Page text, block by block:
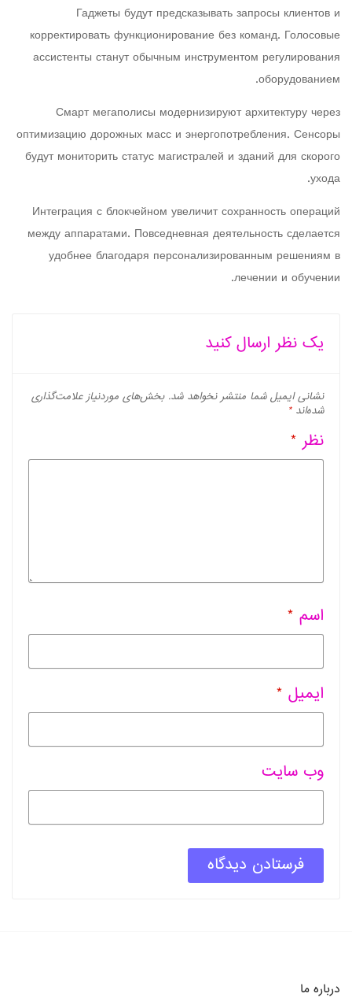
Гаджеты будут предсказывать запросы клиентов и
корректировать функционирование без команд. Голосовые
ассистенты станут обычным инструментом регулирования
оборудованием.
Смарт мегаполисы модернизируют архитектуру через
оптимизацию дорожных масс и энергопотребления. Сенсоры
будут мониторить статус магистралей и зданий для скорого
ухода.
Интеграция с блокчейном увеличит сохранность операций
между аппаратами. Повседневная деятельность сделается
удобнее благодаря персонализированным решениям в
лечении и обучении.
یک نظر ارسال کنید
نشانی ایمیل شما منتشر نخواهد شد. بخش‌های موردنیاز علامت‌گذاری
شده‌اند*
نظر *
اسم *
ایمیل *
وب سایت
درباره ما